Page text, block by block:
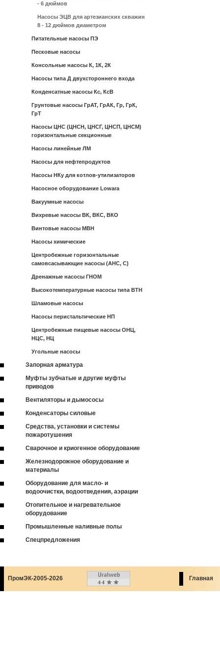
- 6 дюймов
Насосы ЭЦВ для артезианских скважин
8 - 12 дюймов диаметром
Питательные насосы ПЭ
Песковые насосы
Консольные насосы К, 1К, 2К
Насосы типа Д двухстороннего входа
Конденсатные насосы Кс, КсВ
Грунтовые насосы ГрАТ, ГрАК, Гр, ГрК,
ГрТ
Насосы ЦНС (ЦНСН, ЦНСГ, ЦНСП, ЦНСМ)
горизонтальные секционные
Насосы линейные ЛМ
Насосы для нефтепродуктов
Насосы НКу для котлов-утилизаторов
Насосное оборудование Lowara
Вакуумные насосы
Вихревые насосы ВК, ВКС, ВКО
Винтовые насосы МВН
Насосы химические
Центробежные горизонтальные
самовсасывающие насосы (АНС, С)
Дренажные насосы ГНОМ
Высокотемпературные насосы типа ВТН
Шламовые насосы
Насосы перистальтические НП
Центробежные пищевые насосы ОНЦ,
НЦС, НЦ
Угольные насосы
Запорная арматура
Муфты зубчатые и другие муфты
приводов
Вентиляторы и дымососы
Конденсаторы силовые
Средства, установки и системы
пожаротушения
Сварочное и криогенное оборудование
Железнодорожное оборудование и
материалы
Оборудование для масло- и
водоочистки, водоотведения, аэрации
Отопительное и нагревательное
оборудование
Промышленные наливные полы
Спецпредложения
ПромЭК-2005-2026 Главная